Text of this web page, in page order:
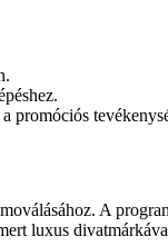
promóciós
A
luxus